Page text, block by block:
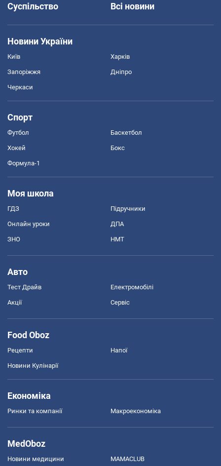
Суспільство
Всі новини
Новини України
Київ Харків
Запоріжжя Дніпро
Черкаси
Спорт
Футбол Баскетбол
Хокей Бокс
Формула-1
Моя школа
ГДЗ Підручники
Онлайн уроки ДПА
ЗНО НМТ
Авто
Тест Драйв Електромобілі
Акції Сервіс
Food Oboz
Рецепти Напої
Новини Кулінарії
Економіка
Ринки та компанії Макроекономіка
MedOboz
Новини медицини MAMACLUB